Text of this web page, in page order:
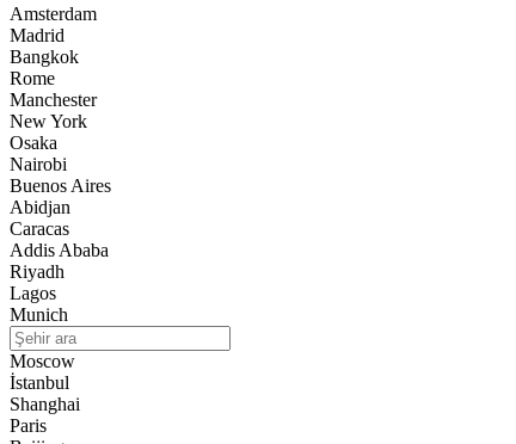
Amsterdam
Madrid
Bangkok
Rome
Manchester
New York
Osaka
Nairobi
Buenos Aires
Abidjan
Caracas
Addis Ababa
Riyadh
Lagos
Munich
Moscow
İstanbul
Shanghai
Paris